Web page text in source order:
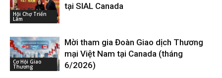
Hội Chợ Triển
Lãm
tại SIAL Canada
Cơ Hội Giao
Thương
Mời tham gia Đoàn Giao dịch Thương
mại Việt Nam tại Canada (tháng
6/2026)